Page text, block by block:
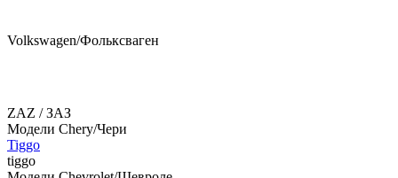
Volkswagen/Фольксваген
ZAZ / ЗАЗ
Модели Chery/Чери
Tiggo
tiggo